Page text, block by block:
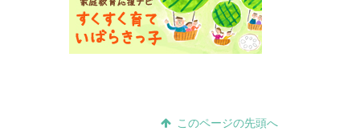
このページの先頭へ